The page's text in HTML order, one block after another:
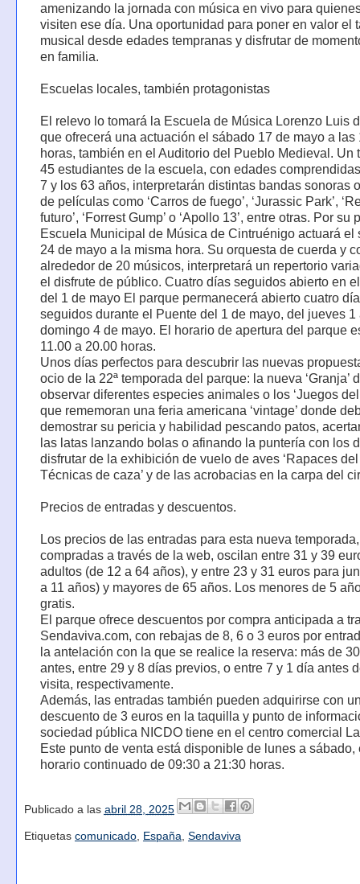
amenizando la jornada con música en vivo para
visiten ese día. Una oportunidad para poner en valor el
musical desde edades tempranas y disfrutar de
en familia.
Escuelas locales, también protagonistas
El relevo lo tomará la Escuela de Música Lorenzo Luis
que ofrecerá una actuación el sábado 17 de mayo a las
horas, también en el Auditorio del Pueblo Medieval. Un
45 estudiantes de la escuela, con edades
7 y los 63 años, interpretarán distintas bandas sonoras
de películas como ‘Carros de fuego’, ‘Jurassic Park’,
futuro’, ‘Forrest Gump’ o ‘Apollo 13’, entre otras. Por su
Escuela Municipal de Música de Cintruénigo actuará el
24 de mayo a la misma hora. Su orquesta de cuerda y
alrededor de 20 músicos, interpretará un repertorio
el disfrute de público. Cuatro días seguidos abierto en
del 1 de mayo El parque permanecerá abierto cuatro
seguidos durante el Puente del 1 de mayo, del jueves 1
domingo 4 de mayo. El horario de apertura del parque
11.00 a 20.00 horas.
Unos días perfectos para descubrir las nuevas
ocio de la 22ª temporada del parque: la nueva ‘Granja’
observar diferentes especies animales o los ‘Juegos del
que rememoran una feria americana ‘vintage’ donde
demostrar su pericia y habilidad pescando patos,
las latas lanzando bolas o afinando la puntería con los
disfrutar de la exhibición de vuelo de aves ‘Rapaces
Técnicas de caza’ y de las acrobacias en la carpa del
Precios de entradas y descuentos.
Los precios de las entradas para esta nueva temporada,
compradas a través de la web, oscilan entre 31 y 39
adultos (de 12 a 64 años), y entre 23 y 31 euros para
a 11 años) y mayores de 65 años. Los menores de 5
gratis.
El parque ofrece descuentos por compra anticipada a
Sendaviva.com, con rebajas de 8, 6 o 3 euros por
la antelación con la que se realice la reserva: más de
antes, entre 29 y 8 días previos, o entre 7 y 1 día antes
visita, respectivamente.
Además, las entradas también pueden adquirirse con
descuento de 3 euros en la taquilla y punto de
sociedad pública NICDO tiene en el centro comercial
Este punto de venta está disponible de lunes a sábado,
horario continuado de 09:30 a 21:30 horas.
Publicado a las abril 28, 2025
Etiquetas comunicado, España, Sendaviva